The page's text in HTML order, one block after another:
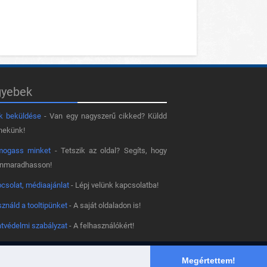
Megértettem!
beküldése - Van egy nagyszerű cikked? Küldd
minket - Tetszik az oldal? Segíts, hogy
médiaajánlat- Lépj velünk kapcsolatba!
a tooltipünket- A saját oldaladon is!
szabályzat- A felhasználókért!